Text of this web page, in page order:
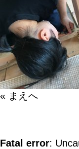
« まえへ
Fatal error: